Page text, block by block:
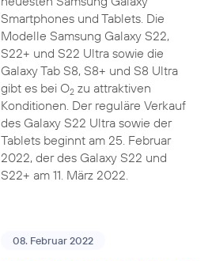
Smartphones und Tablets. Die
Modelle Samsung Galaxy S22,
S22+ und S22 Ultra sowie die
Galaxy Tab S8, S8+ und S8 Ultra
gibt es bei O2zu attraktiven
Konditionen. Der reguläre Verkauf
des Galaxy S22 Ultra sowie der
Tablets beginnt am 25. Februar
2022, der des Galaxy S22 und
S22+ am 11. März 2022.
08. Februar 2022